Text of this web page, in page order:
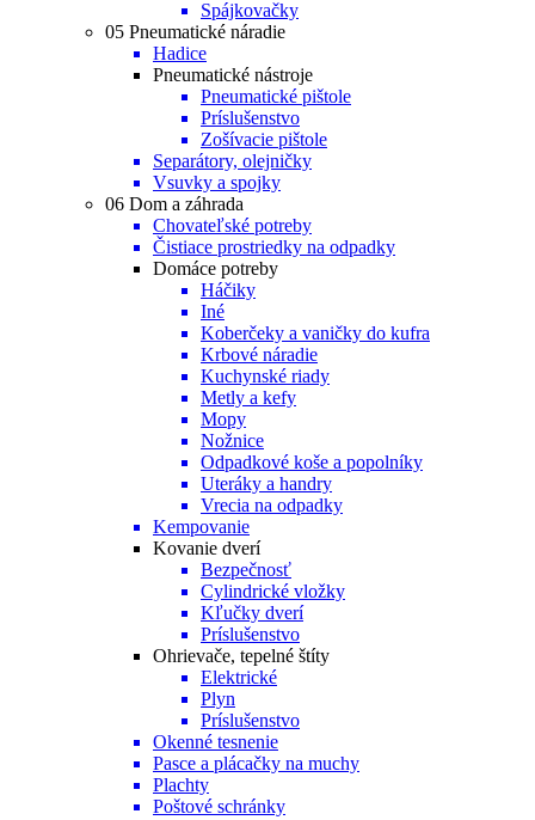
Spájkovačky
05 Pneumatické náradie
Hadice
Pneumatické nástroje
Pneumatické pištole
Príslušenstvo
Zošívacie pištole
Separátory, olejničky
Vsuvky a spojky
06 Dom a záhrada
Chovateľské potreby
Čistiace prostriedky na odpadky
Domáce potreby
Háčiky
Iné
Koberčeky a vaničky do kufra
Krbové náradie
Kuchynské riady
Metly a kefy
Mopy
Nožnice
Odpadkové koše a popolníky
Uteráky a handry
Vrecia na odpadky
Kempovanie
Kovanie dverí
Bezpečnosť
Cylindrické vložky
Kľučky dverí
Príslušenstvo
Ohrievače, tepelné štíty
Elektrické
Plyn
Príslušenstvo
Okenné tesnenie
Pasce a plácačky na muchy
Plachty
Poštové schránky